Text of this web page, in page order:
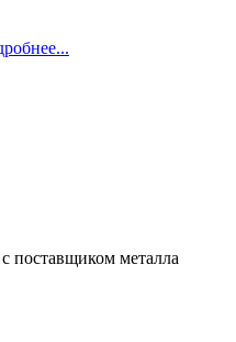
поставщиком металла